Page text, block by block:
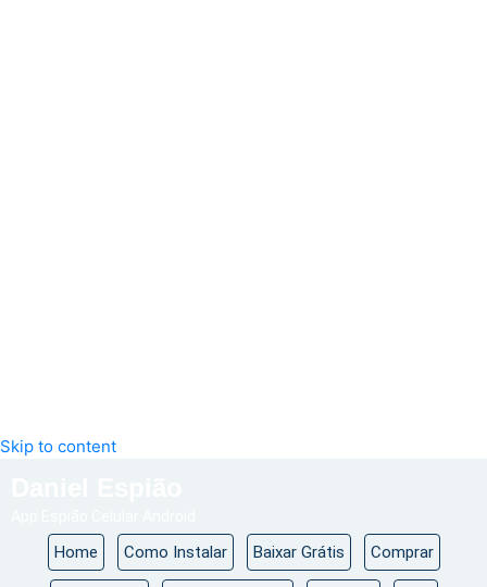
Skip to content
Home Como Instalar Baixar Grátis Comprar